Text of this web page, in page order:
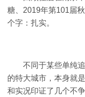
糖、2019年第101届
个字：扎实。
不同于某些单纯
的特大城市，本身就
和实况印证了几个不争